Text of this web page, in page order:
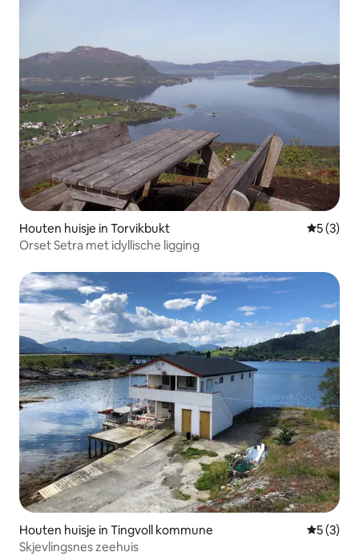
Houten huisje in Torvikbukt
5 (3)
Orset Setra met idyllische ligging
Houten huisje in Tingvoll kommune
5 (3)
Skjevlingsnes zeehuis